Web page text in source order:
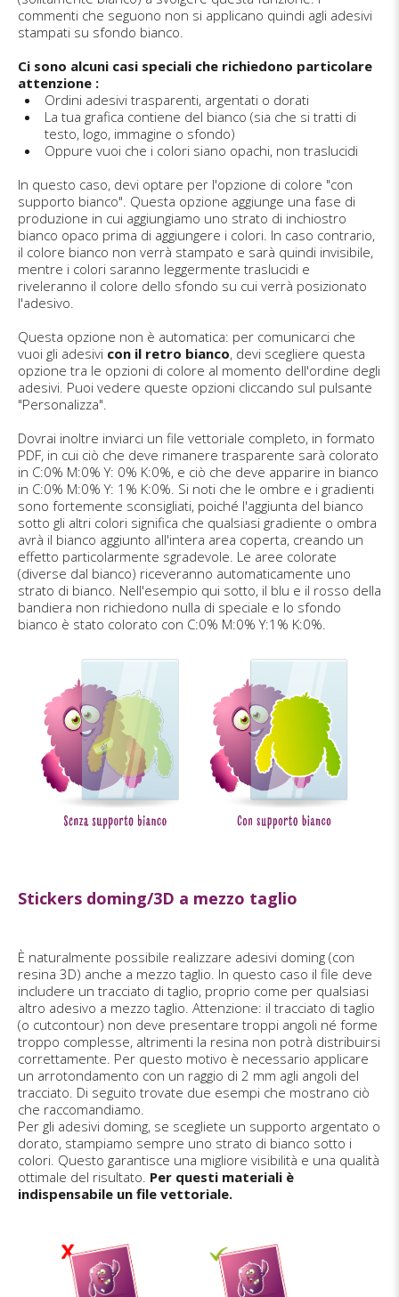
commenti che seguono non si applicano quindi agli adesivi
stampati su sfondo bianco.
Ci sono alcuni casi speciali che richiedono particolare
attenzione :
Ordini adesivi trasparenti, argentati o dorati
La tua grafica contiene del bianco (sia che si tratti di
testo, logo, immagine o sfondo)
Oppure vuoi che i colori siano opachi, non traslucidi
In questo caso, devi optare per l'opzione di colore "con
supporto bianco". Questa opzione aggiunge una fase di
produzione in cui aggiungiamo uno strato di inchiostro
bianco opaco prima di aggiungere i colori. In caso contrario,
il colore bianco non verrà stampato e sarà quindi invisibile,
mentre i colori saranno leggermente traslucidi e
riveleranno il colore dello sfondo su cui verrà posizionato
l'adesivo.
Questa opzione non è automatica: per comunicarci che
vuoi gli adesivi con il retro bianco, devi scegliere questa
opzione tra le opzioni di colore al momento dell'ordine degli
adesivi. Puoi vedere queste opzioni cliccando sul pulsante
"Personalizza".
Dovrai inoltre inviarci un file vettoriale completo, in formato
PDF, in cui ciò che deve rimanere trasparente sarà colorato
in C:0% M:0% Y: 0% K:0%, e ciò che deve apparire in bianco
in C:0% M:0% Y: 1% K:0%. Si noti che le ombre e i gradienti
sono fortemente sconsigliati, poiché l'aggiunta del bianco
sotto gli altri colori significa che qualsiasi gradiente o ombra
avrà il bianco aggiunto all'intera area coperta, creando un
effetto particolarmente sgradevole. Le aree colorate
(diverse dal bianco) riceveranno automaticamente uno
strato di bianco. Nell'esempio qui sotto, il blu e il rosso della
bandiera non richiedono nulla di speciale e lo sfondo
bianco è stato colorato con C:0% M:0% Y:1% K:0%.
Stickers doming/3D a mezzo taglio
È naturalmente possibile realizzare adesivi doming (con
resina 3D) anche a mezzo taglio. In questo caso il file deve
includere un tracciato di taglio, proprio come per qualsiasi
altro adesivo a mezzo taglio. Attenzione: il tracciato di taglio
(o cutcontour) non deve presentare troppi angoli né forme
troppo complesse, altrimenti la resina non potrà distribuirsi
correttamente. Per questo motivo è necessario applicare
un arrotondamento con un raggio di 2 mm agli angoli del
tracciato. Di seguito trovate due esempi che mostrano ciò
che raccomandiamo.
Per gli adesivi doming, se scegliete un supporto argentato o
dorato, stampiamo sempre uno strato di bianco sotto i
colori. Questo garantisce una migliore visibilità e una qualità
ottimale del risultato. Per questi materiali è
indispensabile un file vettoriale.